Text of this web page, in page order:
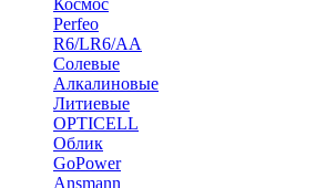
Космос
Perfeo
R6/LR6/AA
Солевые
Алкалиновые
Литиевые
OPTICELL
Облик
GoPower
Ansmann